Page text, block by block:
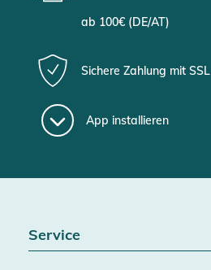
ab 100€ (DE/AT)
Sichere Zahlung mit SSL
App installieren
Service